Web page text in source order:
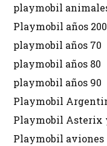
playmobil
Playmobil años
playmobil años 70
playmobil años 80
playmobil años 90
Playmobil
Playmobil Asterix
Playmobil aviones